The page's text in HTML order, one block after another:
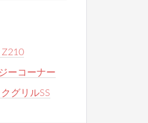
Z210
ーコーナー
グリルSS